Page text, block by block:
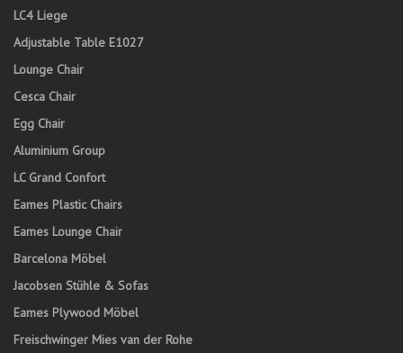
LC4 Liege
Adjustable Table E1027
Lounge Chair
Cesca Chair
Egg Chair
Aluminium Group
LC Grand Confort
Eames Plastic Chairs
Eames Lounge Chair
Barcelona Möbel
Jacobsen Stühle & Sofas
Eames Plywood Möbel
Freischwinger Mies van der Rohe